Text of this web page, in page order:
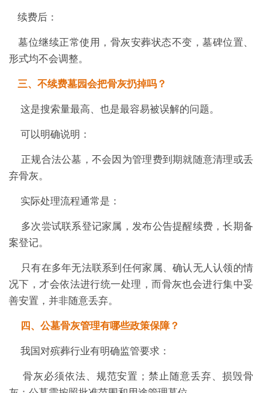
续费后：
墓位继续正常使用，骨灰安葬状态不变，墓碑位置、
形式均不会调整。
三、不续费墓园会把骨灰扔掉吗？
这是搜索量最高、也是最容易被误解的问题。
可以明确说明：
正规合法公墓，不会因为管理费到期就随意清理或丢
弃骨灰。
实际处理流程通常是：
多次尝试联系登记家属，发布公告提醒续费，长期备
案登记。
只有在多年无法联系到任何家属、确认无人认领的情
况下，才会依法进行统一处理，而骨灰也会进行集中妥
善安置，并非随意丢弃。
四、公墓骨灰管理有哪些政策保障？
我国对殡葬行业有明确监管要求：
骨灰必须依法、规范安置；禁止随意丢弃、损毁骨